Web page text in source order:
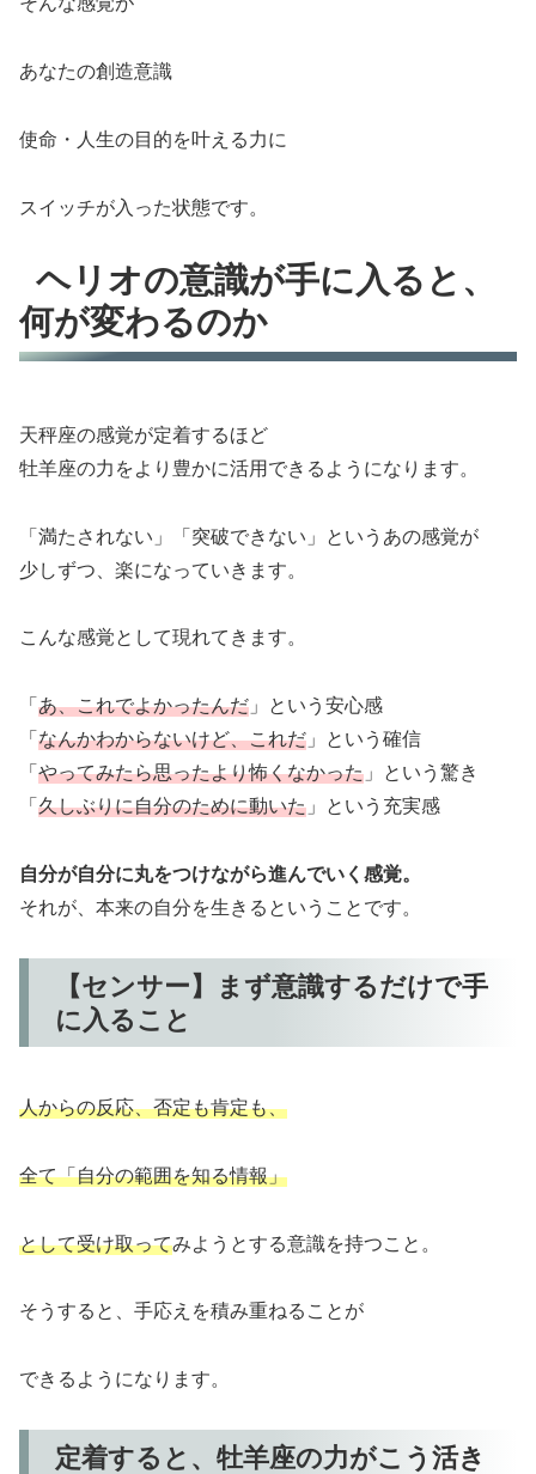
あなたの創造意識
使命・人生の目的を叶える力に
スイッチが入った状態です。
ヘリオの意識が手に入ると、
何が変わるのか
天秤座の感覚が定着するほど
牡羊座の力をより豊かに活用できるようになります。
「満たされない」「突破できない」というあの感覚が
少しずつ、楽になっていきます。
こんな感覚として現れてきます。
「あ、これでよかったんだ 」という安心感
「なんかわからないけど、これだ 」という確信
「やってみたら思ったより怖くなかった 」という驚き
「久しぶりに自分のために動いた 」という充実感
自分が自分に丸をつけながら進んでいく感覚。
それが、本来の自分を生きるということです。
【センサー】まず意識するだけで手
に入ること
人からの反応、否定も肯定も、
全て「自分の範囲を知る情報」
として受け取ってみようとする意識を持つこと。
そうすると、手応えを積み重ねることが
できるようになります。
定着すると、牡羊座の力がこう活き